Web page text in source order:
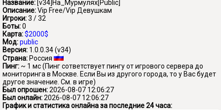
Название: [v34]На_Мурмулях[Public]
Описание:Vip Free/Vip Девушкам
Игроки:3 / 32
Боты:0
Карта:$2000$
Мод:public
Версия: 1.0.0.34 (v34)
Страна: Россия
Пинг: ~ 1 мс(Пинг сответствует пингу от игрового сервера до
мониторинга в Москве. Если Вы из другого города, то у Вас будет
другое значение. См. в игре)
Был опрошен:2026-08-07 12:06:27
Был онлайн:2026-08-07 12:06:27
График и статистика онлайна за последние 24 часа: